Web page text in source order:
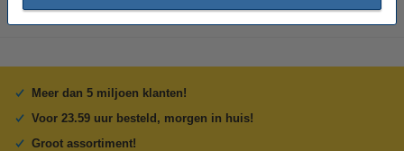
Meer dan 5 miljoen klanten!
Voor 23.59 uur besteld, morgen in huis!
Groot assortiment!